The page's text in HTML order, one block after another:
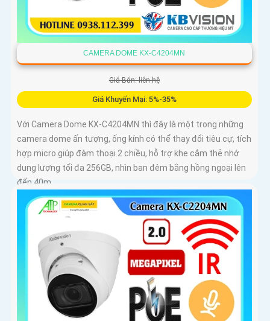
CAMERA DOME KX-C4204MN
Giá Bán: liên hệ
Giá Khuyến Mại: 5%-35%
Với Camera Dome KX-C4204MN thì đây là một trong những
camera dome ấn tượng, ống kính có thể thay đổi tiêu cự, tích
hợp micro giúp đàm thoại 2 chiều, hỗ trợ khe cắm thẻ nhớ
dung lượng tối đa 256GB, nhìn ban đêm bằng hồng ngoại lên
đến 40m